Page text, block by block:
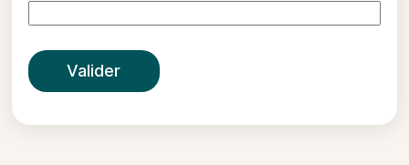
Valider